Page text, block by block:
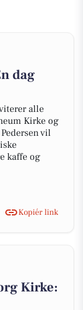
dag
alle
Kirke og
vil
kaffe og
Kopiér link
Kirke: